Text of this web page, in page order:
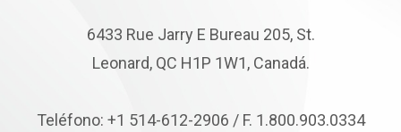
6433 Rue Jarry E Bureau 205, St.
Leonard, QC H1P 1W1, Canadá.
Teléfono: +1 514-612-2906 / F. 1.800.903.0334